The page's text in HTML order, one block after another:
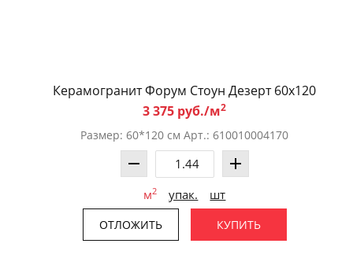
Керамогранит Форум Стоун Дезерт 60x120
3 375 руб./м2
Размер: 60*120 см Арт.: 610010004170
м2 упак. шт
ОТЛОЖИТЬ КУПИТЬ